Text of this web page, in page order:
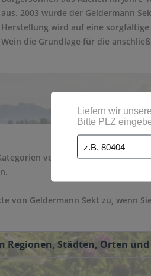
aus. 2003 wurde der Geldermann
Herstellung wird auf eine
Wein die Grundlage für die
verfügbar: Les Premiers,
von Geldermann Sekt zu, wenn
Regionen, Städten, Orten